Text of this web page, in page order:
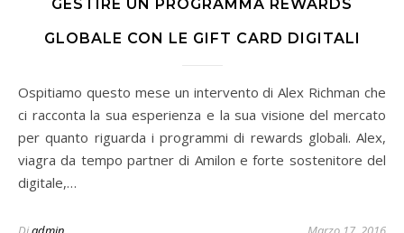
GESTIRE UN PROGRAMMA REWARDS
GLOBALE CON LE GIFT CARD DIGITALI
Ospitiamo questo mese un intervento di Alex Richman che
ci racconta la sua esperienza e la sua visione del mercato
per quanto riguarda i programmi di rewards globali. Alex,
viagra da tempo partner di Amilon e forte sostenitore del
digitale,…